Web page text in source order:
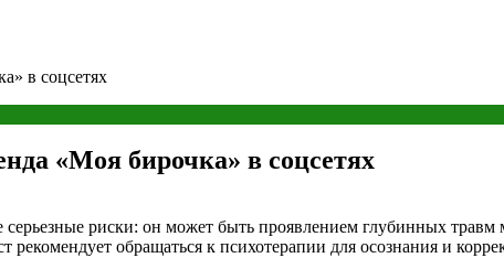
в соцсетях
«Моя бирочка» в соцсетях
серьезные риски: он может быть проявлением глубинных
обращаться к психотерапии для осознания и